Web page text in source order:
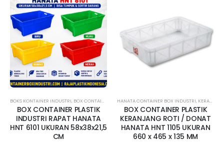
BOKS KONTAINER INDUSTRI, BOX CONTAINER RAPAT ,HANATA,HANATA CONTAINER BOX
BOX CONTAINER PLASTIK
INDUSTRI RAPAT HANATA
HNT 6101 UKURAN 58x38x21,5
CM
HANATA CONTAINER BOX INDUSTRI, KERANJANG INDUSTRI
BOX CONTAINER PLASTIK
KERANJANG ROTI / DONAT
HANATA HNT 1105 UKURAN
660 x 465 x 135 MM